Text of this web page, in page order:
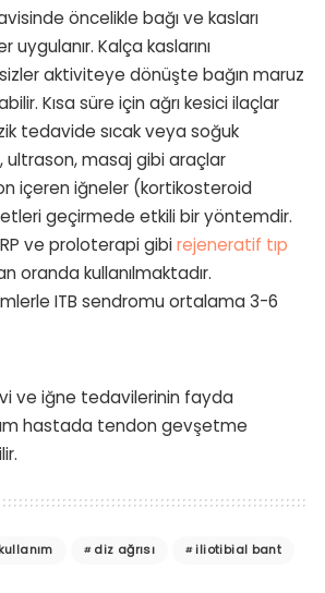
öncelikle bağı ve kasları
Kalça kaslarını
aktiviteye dönüşte bağın maruz
Kısa süre için ağrı kesici ilaçlar
tedavide sıcak veya soğuk
ultrason, masaj gibi araçlar
içeren iğneler (kortikosteroid
geçirmede etkili bir yöntemdir.
ve proloterapi gibirejeneratif tıp
oranda kullanılmaktadır.
ITB sendromu ortalama 3-6
ve iğne tedavilerinin fayda
hastada tendon gevşetme
diz ağrısı
iliotibial bant